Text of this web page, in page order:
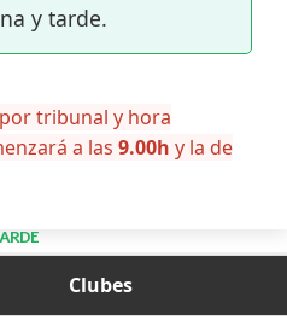
y tarde.
tribunal y hora
a las 9.00h y la de
Clubes